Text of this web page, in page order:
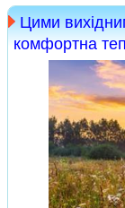
Цими
комфортна